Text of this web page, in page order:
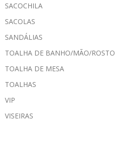
SACOCHILA
SACOLAS
SANDÁLIAS
TOALHA DE BANHO/MÃO/ROSTO
TOALHA DE MESA
TOALHAS
VIP
VISEIRAS